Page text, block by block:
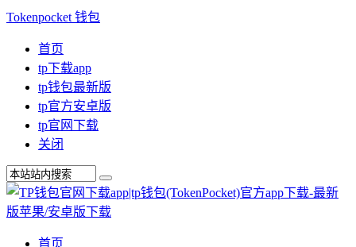
Tokenpocket 钱包
首页
tp下载app
tp钱包最新版
tp官方安卓版
tp官网下载
关闭
首页